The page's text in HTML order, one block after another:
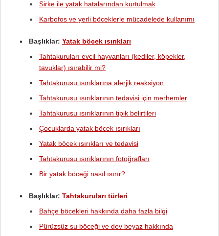
Sirke ile yatak hatalarından kurtulmak
Karbofos ve yerli böceklerle mücadelede kullanımı
Başlıklar: Yatak böcek ısırıkları
Tahtakuruları evcil hayvanları (kediler, köpekler,
tavuklar) ısırabilir mi?
Tahtakurusu ısırıklarına alerjik reaksiyon
Tahtakurusu ısırıklarının tedavisi için merhemler
Tahtakurusu ısırıklarının tipik belirtileri
Çocuklarda yatak böcek ısırıkları
Yatak böcek ısırıkları ve tedavisi
Tahtakurusu ısırıklarının fotoğrafları
Bir yatak böceği nasıl ısırır?
Başlıklar: Tahtakuruları türleri
Bahçe böcekleri hakkında daha fazla bilgi
Pürüzsüz su böceği ve dev beyaz hakkında